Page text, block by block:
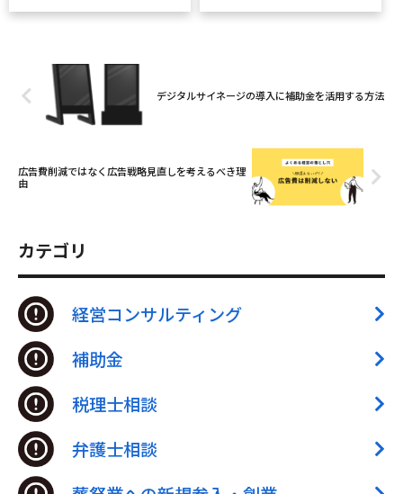
する「コミュニケーシ
デジタルサイネージの導入に補助金を活用する方法
広告費削減ではなく広告戦略見直しを考えるべき理
由
カテゴリ
経営コンサルティング
補助金
税理士相談
弁護士相談